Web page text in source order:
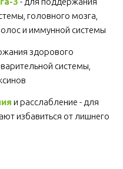
головного мозга,
и иммунной системы
здорового
системы,
и расслабление - для
избавиться от лишнего